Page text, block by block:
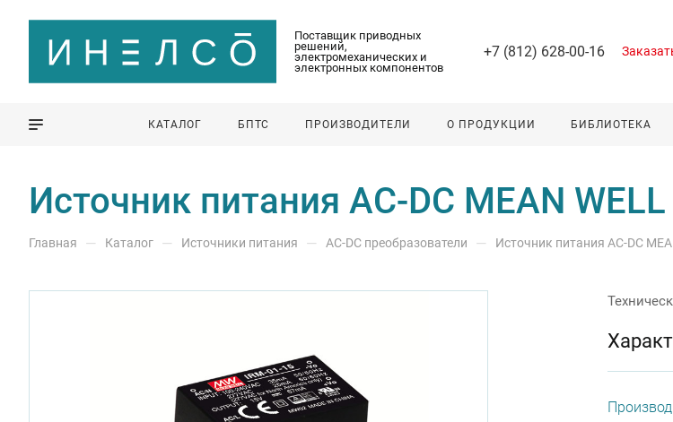
Поставщик приводных
решений,
электромеханических и
электронных компонентов
+7 (812) 628-00-16
КАТАЛОГ БПТС ПРОИЗВОДИТЕЛИ О ПРОДУКЦИИ БИБЛИОТЕКА
Источник питания AC-DC MEAN
Главная — Каталог — Источники питания — AC-DC преобразователи — Источник питания AC-DC